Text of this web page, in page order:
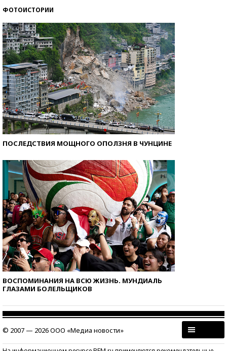
ФОТОИСТОРИИ
ПОСЛЕДСТВИЯ МОЩНОГО ОПОЛЗНЯ В ЧУНЦИНЕ
ВОСПОМИНАНИЯ НА ВСЮ ЖИЗНЬ. МУНДИАЛЬ
ГЛАЗАМИ БОЛЕЛЬЩИКОВ
© 2007 — 2026 ООО «Медиа новости»